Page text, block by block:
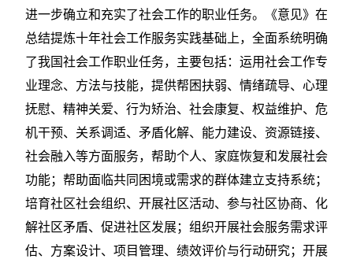
进一步确立和充实了社会工作的职业任务。《意见》在
总结提炼十年社会工作服务实践基础上，全面系统明确
了我国社会工作职业任务，主要包括：运用社会工作专
业理念、方法与技能，提供帮困扶弱、情绪疏导、心理
抚慰、精神关爱、行为矫治、社会康复、权益维护、危
机干预、关系调适、矛盾化解、能力建设、资源链接、
社会融入等方面服务，帮助个人、家庭恢复和发展社会
功能；帮助面临共同困境或需求的群体建立支持系统；
培育社区社会组织、开展社区活动、参与社区协商、化
解社区矛盾、促进社区发展；组织开展社会服务需求评
估、方案设计、项目管理、绩效评价与行动研究；开展